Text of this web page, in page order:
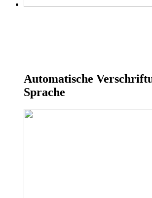
Automatische
Sprache